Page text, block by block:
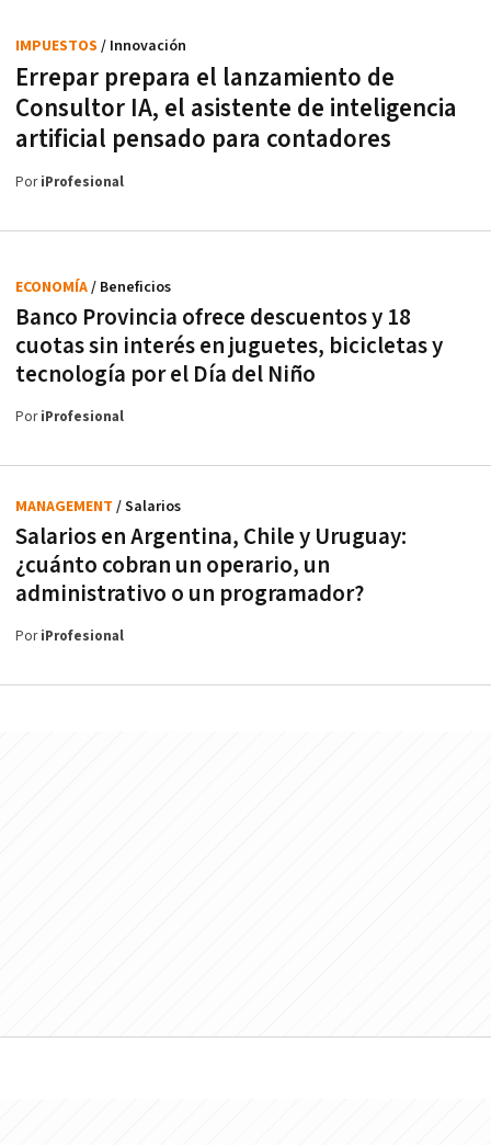
Errepar prepara el lanzamiento de
Consultor IA, el asistente de inteligencia
artificial pensado para contadores
IMPUESTOS / Innovación
PoriProfesional
Banco Provincia ofrece descuentos y 18
cuotas sin interés en juguetes, bicicletas y
tecnología por el Día del Niño
ECONOMÍA/ Beneficios
PoriProfesional
Salarios en Argentina, Chile y Uruguay:
¿cuánto cobran un operario, un
administrativo o un programador?
MANAGEMENT / Salarios
PoriProfesional